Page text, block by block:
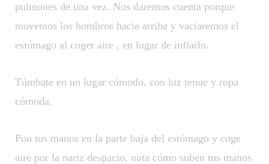
pulmones de una vez. Nos daremos cuenta porque
movemos los hombros hacia arriba y vaciaremos el
estómago al coger aire , en lugar de inflarlo.
Túmbate en un lugar cómodo, con luz tenue y ropa
cómoda.
Pon tus manos en la parte baja del estómago y coge
aire por la nariz despacio, nota cómo suben tus manos